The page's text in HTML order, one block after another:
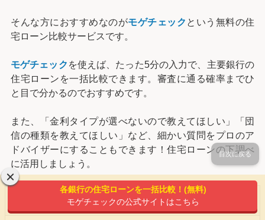
そんな方におすすめなのがモゲチェック という無料の住
宅ローン比較サービスです。
モゲチェック を使えば、たった5分の入力で、主要銀行の
住宅ローンを一括比較できます。審査に通る確率までひ
と目で分かるのでおすすめです。
また、「金利タイプが選べないので教えてほしい」「団
信の種類を教えてほしい」など、細かい質問をプロのア
ドバイザーにすることもできます！住宅ローンの下調べ
に活用しましょう。
利用手順
各銀行の住宅ローンを一括比較！(無料)
モゲチェックの公式サイトはこちら
目次に戻る